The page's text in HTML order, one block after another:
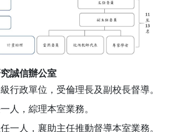
誠信辦公室
行政單位，受倫理長及副校長督導。
人，綜理本室業務。
一人，襄助主任推動督導本室業務。